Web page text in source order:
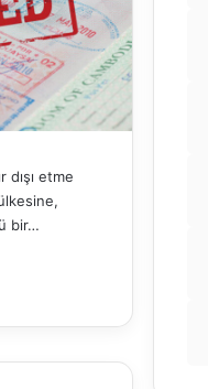
dışı etme
bir…